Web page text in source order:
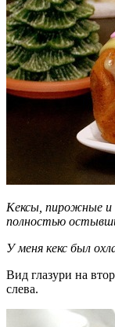
Кексы, пирожные и
полностью
У меня кекс был
Вид глазури на
слева.